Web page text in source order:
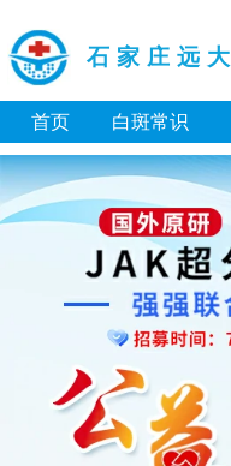
石家庄远
首页 白斑常识